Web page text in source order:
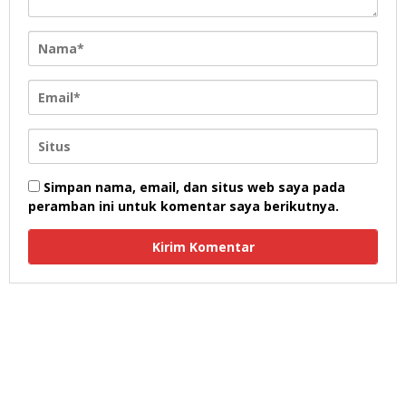
Simpan nama, email, dan situs web saya pada
peramban ini untuk komentar saya berikutnya.